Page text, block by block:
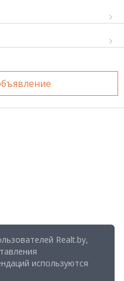
Realt.by,
используются